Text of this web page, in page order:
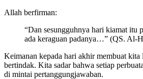
Allah berfirman:
“Dan sesungguhnya hari kiamat itu
ada keraguan padanya…” (QS. Al-
Keimanan kepada hari akhir membuat
bertindak. Kita sadar bahwa setiap
di mintai pertanggungjawaban.